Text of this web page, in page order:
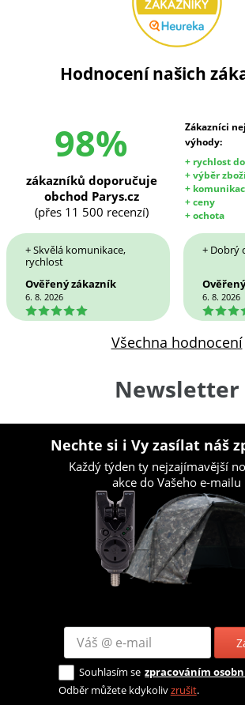
Hodnocení našich
98%
Zákazníci
výhody:
+ rychlost
+ výběr
+
+ ceny
+ ochota
zákazníků doporučuje
obchod Parys.cz
(přes 11 500 recenzí)
+ Skvělá komunikace,
rychlost
Ověřený zákazník
6. 8. 2026
5
+ Dobrý
6. 8. 2026
5
Všechna hodnocení
Newsletter
Nechte si i Vy zasílat náš
Každý týden ty nejzajímavější
akce do Vašeho e-mailu
Souhlasím se zpracováním
Odběr můžete kdykolivzrušit.